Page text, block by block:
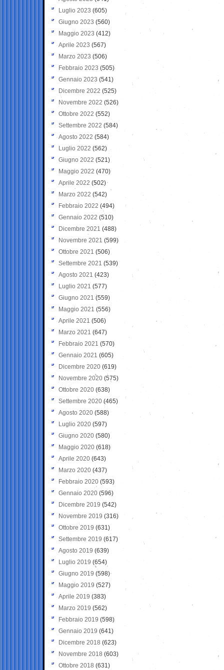
Luglio 2023 (605)
Giugno 2023 (560)
Maggio 2023 (412)
Aprile 2023 (567)
Marzo 2023 (506)
Febbraio 2023 (505)
Gennaio 2023 (541)
Dicembre 2022 (525)
Novembre 2022 (526)
Ottobre 2022 (552)
Settembre 2022 (584)
Agosto 2022 (584)
Luglio 2022 (562)
Giugno 2022 (521)
Maggio 2022 (470)
Aprile 2022 (502)
Marzo 2022 (542)
Febbraio 2022 (494)
Gennaio 2022 (510)
Dicembre 2021 (488)
Novembre 2021 (599)
Ottobre 2021 (506)
Settembre 2021 (539)
Agosto 2021 (423)
Luglio 2021 (577)
Giugno 2021(559)
Maggio 2021 (556)
Aprile 2021 (506)
Marzo 2021 (647)
Febbraio 2021 (570)
Gennaio 2021 (605)
Dicembre 2020 (619)
Novembre 2020 (575)
Ottobre 2020 (638)
Settembre 2020(465)
Agosto 2020 (588)
Luglio 2020 (597)
Giugno 2020 (580)
Maggio 2020 (618)
Aprile 2020 (643)
Marzo 2020 (437)
Febbraio 2020 (593)
Gennaio 2020 (596)
Dicembre 2019 (542)
Novembre 2019 (316)
Ottobre 2019 (631)
Settembre 2019 (617)
Agosto 2019 (639)
Luglio 2019 (654)
Giugno 2019 (598)
Maggio 2019 (527)
Aprile 2019 (383)
Marzo 2019 (562)
Febbraio 2019 (598)
Gennaio 2019 (641)
Dicembre 2018 (623)
Novembre 2018 (603)
Ottobre 2018 (631)